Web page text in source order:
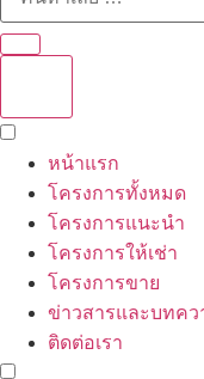
หน้าแรก
โครงการทั้งหมด
โครงการแนะนำ
โครงการให้เช่า
โครงการขาย
ข่าวสารและบทคว
ติดต่อเรา